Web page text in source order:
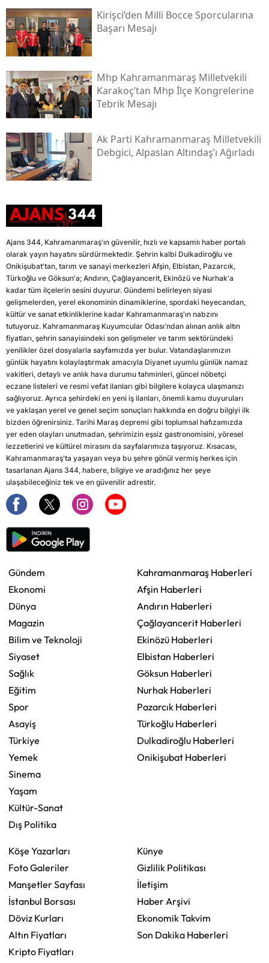
Kirişci’den Milli Bocce Sporcularına
Başarı Mesajı
Mhp Kahramanmaraş Milletvekili
Karakoç’tan Mhp İlçe Kongrelerine
Tebrik Mesajı
Ak Parti Kahramanmaraş Milletvekili
Debgici, Alpaslan Altındaş’ı Ağırladı
Ajans 344, Kahramanmaraş'ın güvenilir, hızlı ve kapsamlı haber portalı
olarak yayın hayatını sürdürmektedir. Şehrin kalbi Dulkadiroğlu ve
Onikişubat'tan, tarım ve sanayi merkezleri Afşin, Elbistan, Pazarcık,
Türkoğlu ve Göksun'a; Andırın, Çağlayancerit, Ekinözü ve Nurhak'a
kadar tüm ilçelerin sesini duyurur. Gündemi belirleyen siyasi
gelişmelerden, yerel ekonominin dinamiklerine, spordaki heyecandan,
kültür ve sanat etkinliklerine kadar Kahramanmaraş'ın nabzını
tutuyoruz. Kahramanmaraş Kuyumcular Odası'ndan alınan anlık altın
fiyatları, şehrin sanayisindeki son gelişmeler ve tarım sektöründeki
yenilikler özel dosyalarla sayfamızda yer bulur. Vatandaşlarımızın
günlük hayatını kolaylaştırmak amacıyla Diyanet uyumlu günlük namaz
vakitleri, detaylı ve anlık hava durumu tahminleri, güncel nöbetçi
eczane listeleri ve resmi vefat ilanları gibi bilgilere kolayca ulaşmanızı
sağlıyoruz. Ayrıca şehirdeki en yeni iş ilanları, önemli kamu duyuruları
ve yaklaşan yerel ve genel seçim sonuçları hakkında en doğru bilgiyi ilk
bizden öğrenirsiniz. Tarihi Maraş depremi gibi toplumsal hafızamızda
yer eden olayları unutmadan, şehrimizin eşsiz gastronomisini, yöresel
lezzetlerini ve kültürel mirasını da sayfalarımıza taşıyoruz. Kısacası,
Kahramanmaraş'ta yaşayan veya bu şehre gönül vermiş herkes için
tasarlanan Ajans 344, habere, bilgiye ve aradığınız her şeye
ulaşabileceğiniz tek ve en güvenilir adrestir.
Gündem
Ekonomi
Dünya
Magazin
Bilim ve Teknoloji
Siyaset
Sağlık
Eğitim
Spor
Asayiş
Türkiye
Yemek
Sinema
Yaşam
Kültür-Sanat
Dış Politika
Kahramanmaraş Haberleri
Afşin Haberleri
Andırın Haberleri
Çağlayancerit Haberleri
Ekinözü Haberleri
Elbistan Haberleri
Göksun Haberleri
Nurhak Haberleri
Pazarcık Haberleri
Türkoğlu Haberleri
Dulkadiroğlu Haberleri
Onikişubat Haberleri
Köşe Yazarları
Foto Galeriler
Manşetler Sayfası
İstanbul Borsası
Döviz Kurları
Altın Fiyatları
Kripto Fiyatları
Künye
Gizlilik Politikası
İletişim
Haber Arşivi
Ekonomik Takvim
Son Dakika Haberleri